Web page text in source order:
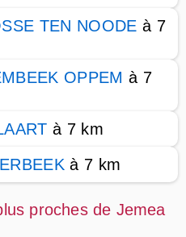
TEN NOODE à 7
OPPEM à 7
à 7 km
à 7 km
proches de Jemea